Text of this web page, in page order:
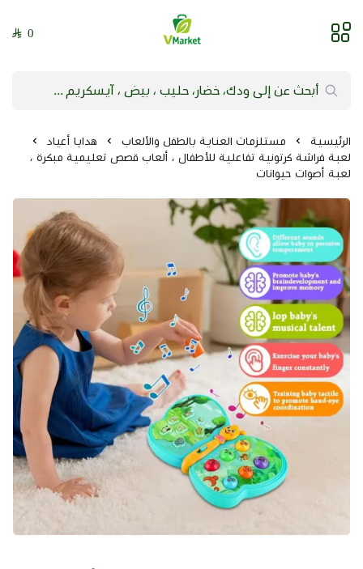
فيلج ماركت | VMarket
0
الرئيسية مستلزمات العناية بالطفل والألعاب
هدايا أعياد
لعبة فراشة كرتونية تفاعلية للأطفال ، ألعاب قصص تعليمية مبكرة ،
لعبة أصوات حيوانات